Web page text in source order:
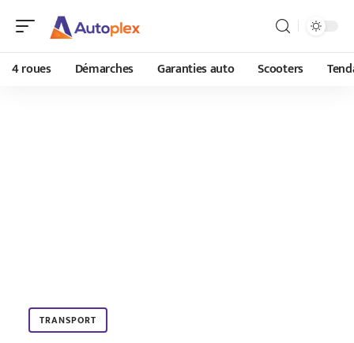
4 roues Démarches Garanties auto Scooters
TRANSPORT